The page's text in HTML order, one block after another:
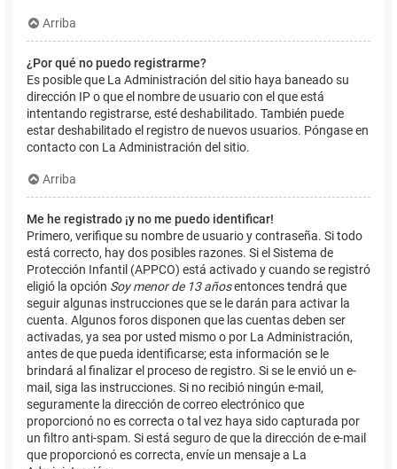
Arriba
¿Por qué no puedo registrarme?
Es posible que La Administración del sitio haya baneado su
dirección IP o que el nombre de usuario con el que está
intentando registrarse, esté deshabilitado. También puede
estar deshabilitado el registro de nuevos usuarios. Póngase en
contacto con La Administración del sitio.
Arriba
Me he registrado ¡y no me puedo identificar!
Primero, verifique su nombre de usuario y contraseña. Si todo
está correcto, hay dos posibles razones. Si el Sistema de
Protección Infantil (APPCO) está activado y cuando se registró
eligió la opción Soy menor de 13 añosentonces tendrá que
seguir algunas instrucciones que se le darán para activar la
cuenta. Algunos foros disponen que las cuentas deben ser
activadas, ya sea por usted mismo o por La Administración,
antes de que pueda identificarse; esta información se le
brindará al finalizar el proceso de registro. Si se le envió un e-
mail, siga las instrucciones. Si no recibió ningún e-mail,
seguramente la dirección de correo electrónico que
proporcionó no es correcta o tal vez haya sido capturada por
un filtro anti-spam. Si está seguro de que la dirección de e-mail
que proporcionó es correcta, envíe un mensaje a La